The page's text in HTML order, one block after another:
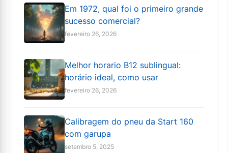
Em 1972, qual foi o primeiro grande
sucesso comercial?
fevereiro 26, 2026
Melhor horario B12 sublingual:
horário ideal, como usar
fevereiro 26, 2026
Calibragem do pneu da Start 160
com garupa
setembro 5, 2025